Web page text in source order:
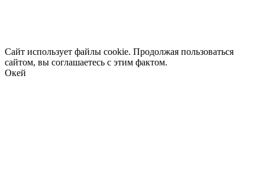
Сайт использует файлы cookie. Продолжая пользоваться
сайтом, вы соглашаетесь с этим фактом.
Окей